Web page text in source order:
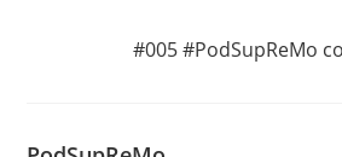
#005 #PodSupReMo